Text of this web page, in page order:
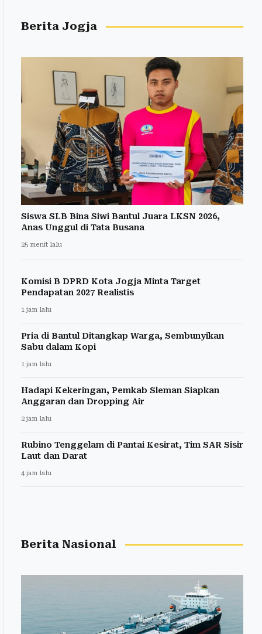
Berita Jogja
Siswa SLB Bina Siwi Bantul Juara LKSN 2026,
Anas Unggul di Tata Busana
25 menit lalu
Komisi B DPRD Kota Jogja Minta Target
Pendapatan 2027 Realistis
1 jam lalu
Pria di Bantul Ditangkap Warga, Sembunyikan
Sabu dalam Kopi
1 jam lalu
Hadapi Kekeringan, Pemkab Sleman Siapkan
Anggaran dan Dropping Air
2 jam lalu
Rubino Tenggelam di Pantai Kesirat, Tim SAR Sisir
Laut dan Darat
4 jam lalu
Berita Nasional